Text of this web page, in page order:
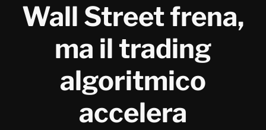
Wall Street frena,
ma il trading
algoritmico
accelera